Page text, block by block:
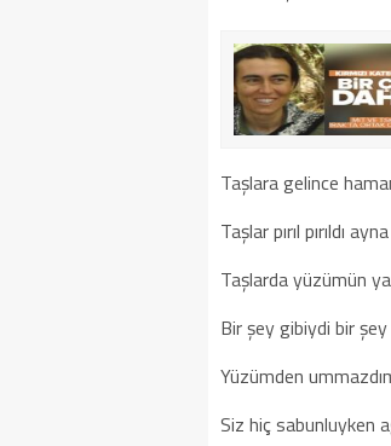
Taşlara gelince
Taşlar pırıl pırıldı
Taşlarda yüzümün
Bir şey gibiydi bir
Yüzümden
Siz hiç sabunluyken